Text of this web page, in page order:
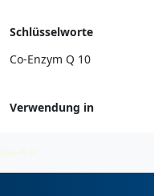
Schlüsselworte
Co-Enzym Q 10
Verwendung in
2026-08-07